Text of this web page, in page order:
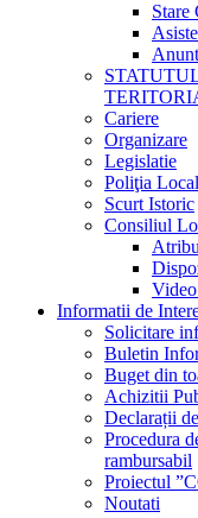
Stare
Cariere
Organizare
Legislatie
Poliţia
Scurt Istoric
Consiliul
Informatii de
Solicitare
Buletin
Buget din
Achizitii
Declarații
Procedura
rambursabil
Proiectul
Noutati